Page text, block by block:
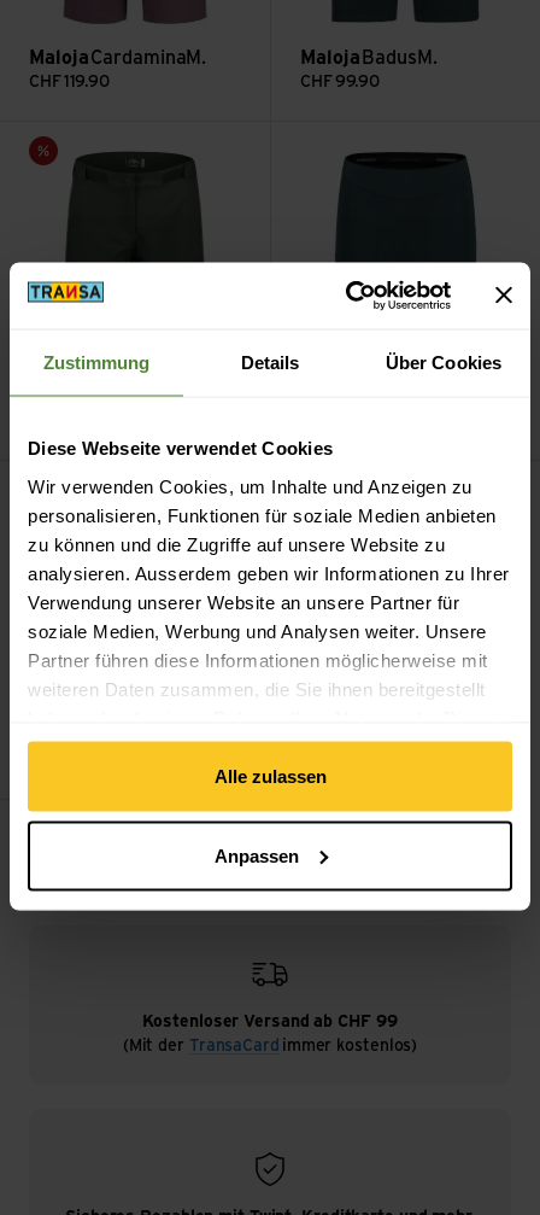
Zustimmung Details Über Cookies
Diese Webseite verwendet Cookies
Wir verwenden Cookies, um Inhalte und Anzeigen zu
personalisieren, Funktionen für soziale Medien anbieten
zu können und die Zugriffe auf unsere Website zu
analysieren. Ausserdem geben wir Informationen zu Ihrer
Verwendung unserer Website an unsere Partner für
soziale Medien, Werbung und Analysen weiter. Unsere
Partner führen diese Informationen möglicherweise mit
weiteren Daten zusammen, die Sie ihnen bereitgestellt
gesammelt haben.
Alle zulassen
Anpassen
MalojaCardaminaM.
CHF 119.90
Maloja BadusM.
CHF 99.90
Sale
MalojaCardaminaM.
CardaminaM. ansehen
Sale
Kostenloser Versand ab CHF 99
(Mit der TransaCard immer kostenlos)